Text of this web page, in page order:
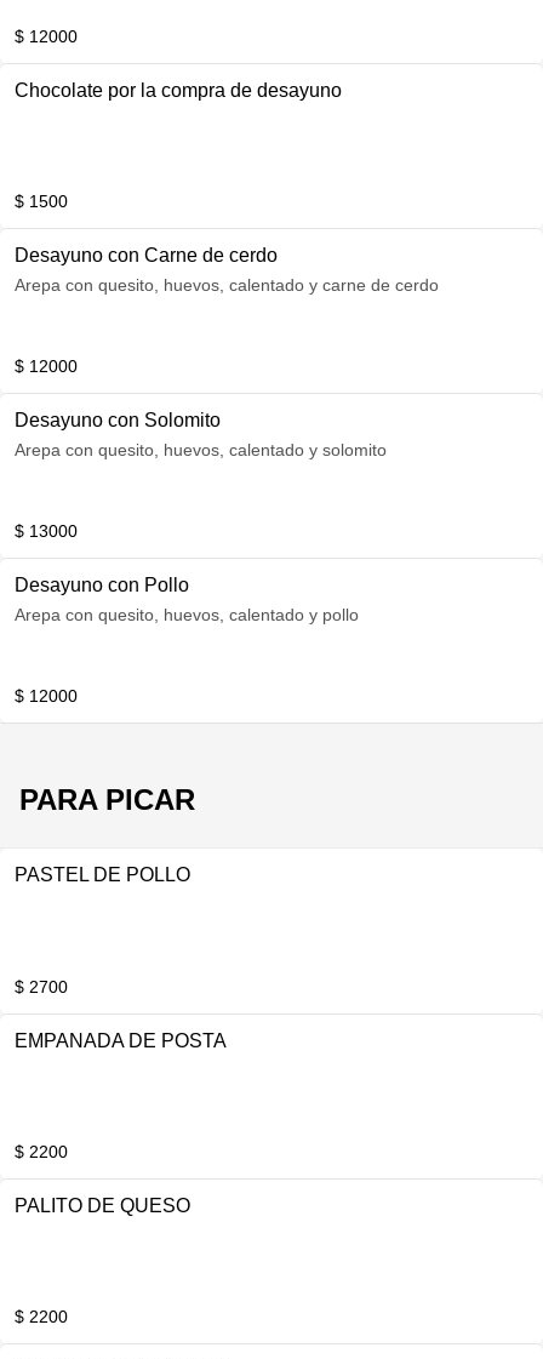
$ 12000
Chocolate por la compra de desayuno
$ 1500
Desayuno con Carne de cerdo
Arepa con quesito, huevos, calentado y carne de cerdo
$ 12000
Desayuno con Solomito
Arepa con quesito, huevos, calentado y solomito
$ 13000
Desayuno con Pollo
Arepa con quesito, huevos, calentado y pollo
$ 12000
PARA PICAR
PASTEL DE POLLO
$ 2700
EMPANADA DE POSTA
$ 2200
PALITO DE QUESO
$ 2200